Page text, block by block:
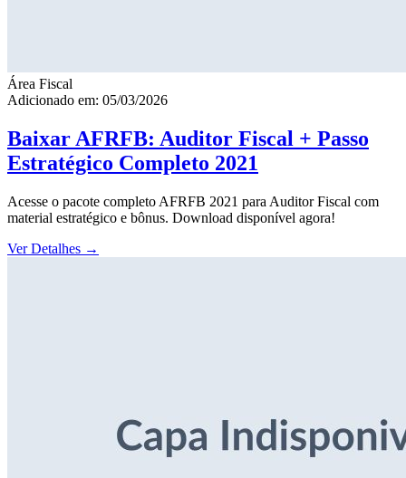
Área Fiscal
Adicionado em: 05/03/2026
Baixar AFRFB: Auditor Fiscal + Passo
Estratégico Completo 2021
Acesse o pacote completo AFRFB 2021 para Auditor Fiscal com
material estratégico e bônus. Download disponível agora!
Ver Detalhes →